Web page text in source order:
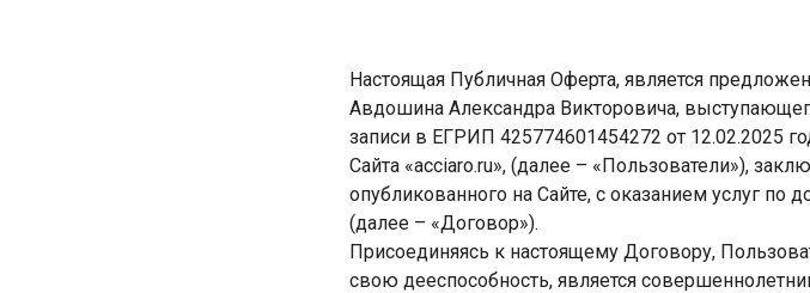
Настоящая Публичная Оферта, является
Авдошина Александра Викторовича,
записи в ЕГРИП 425774601454272 от 12.02.2025
Сайта «acciaro.ru», (далее – «Пользователи»),
опубликованного на Сайте, c оказанием услуг по
(далее – «Договор»).
Присоединяясь к настоящему Договору,
свою дееспособность, является